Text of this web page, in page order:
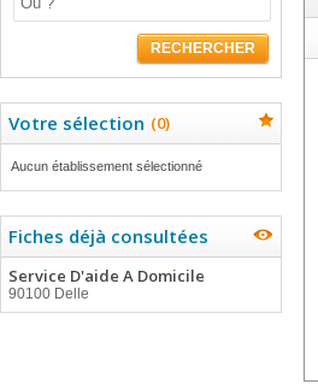
RECHERCHER
Votre sélection (0)
Aucun établissement sélectionné
Fiches déjà consultées
Service D'aide A Domicile
90100 Delle